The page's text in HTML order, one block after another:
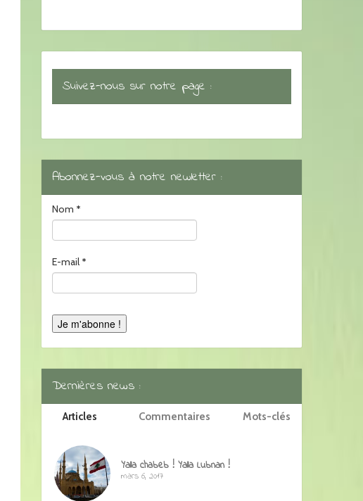
Suivez-nous sur notre page :
Abonnez-vous à notre newletter :
Nom *
E-mail *
Dernières news :
Articles Commentaires Mots-clés
Yalla chabeb ! Yalla Lubnan !
mars 6, 2017